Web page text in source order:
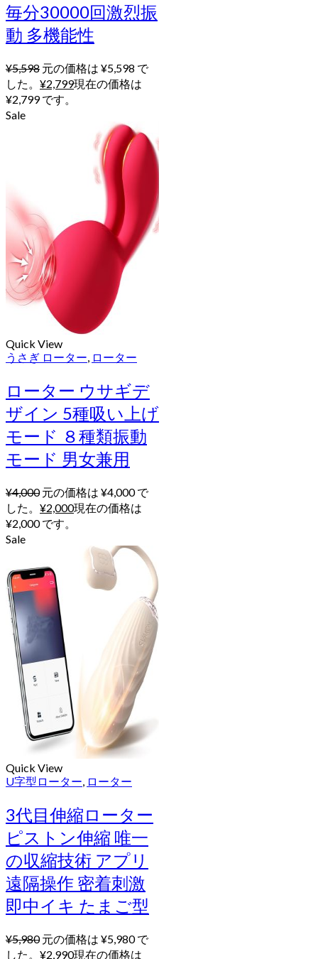
毎分30000回激烈振
動 多機能性
¥5,598 元の価格は ¥5,598 で
した。 ¥2,799現在の価格は
¥2,799 です。
Sale
Quick View
うさぎ ローター, ローター
ローター ウサギデ
ザイン 5種吸い上げ
モード ８種類振動
モード 男女兼用
¥4,000 元の価格は ¥4,000 で
した。 ¥2,000現在の価格は
¥2,000 です。
Sale
Quick View
U字型ローター ローター
3代目伸縮ローター
ピストン伸縮 唯一
の収縮技術 アプリ
遠隔操作 密着刺激
即中イキ たまご型
¥5,980 元の価格は ¥5,980 で
した。 ¥2,990現在の価格は